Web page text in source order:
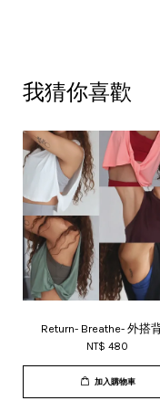
我猜你喜歡
Return- Breathe- 外搭
NT$ 480
加入購物車